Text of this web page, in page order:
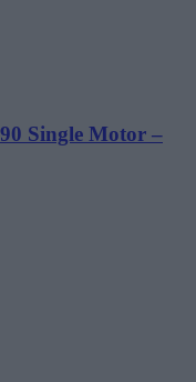
Single Motor –